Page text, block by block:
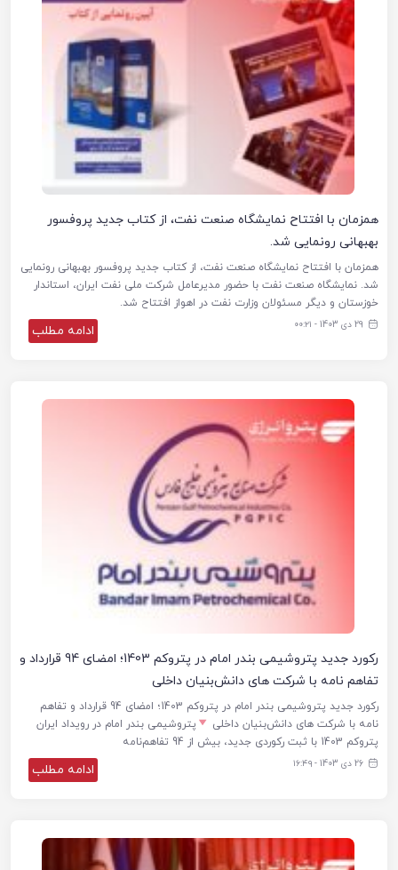
همزمان با افتتاح نمایشگاه صنعت نفت، از کتاب جدید پروفسور
بهبهانی رونمایی شد.
همزمان با افتتاح نمایشگاه صنعت نفت، از کتاب جدید پروفسور بهبهانی رونمایی
شد. نمایشگاه صنعت نفت با حضور مدیرعامل شرکت ملی نفت ایران، استاندار
خوزستان و دیگر مسئولان وزارت نفت در اهواز افتتاح شد.
29 دی 1403 - ۰۰:۲۱ ادامه مطلب
رکورد جدید پتروشیمی بندر امام در پتروکم 1403؛ امضای 94 قرارداد و
تفاهم نامه با شرکت های دانش‌بنیان‌ داخلی
رکورد جدید پتروشیمی بندر امام در پتروکم 1403؛ امضای 94 قرارداد و تفاهم
نامه با شرکت های دانش‌بنیان‌ داخلی
پتروشیمی بندر امام در رویداد ایران
پتروکم 1403 با ثبت رکوردی جدید، بیش از 94 تفاهم‌نامه
26 دی 1403 - ۱۶:۴۹ ادامه مطلب